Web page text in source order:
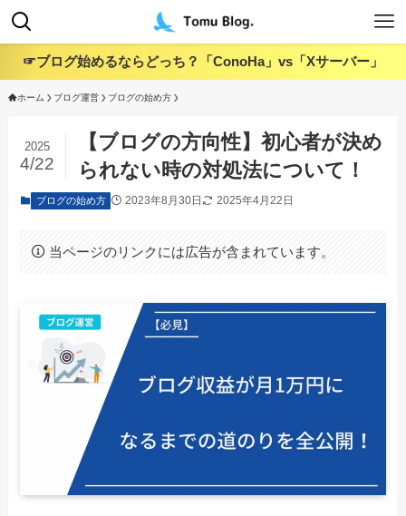
☞ブログ始めるならどっち？「ConoHa」vs「Xサーバー」
ホーム ブログ運営 ブログの始め方
【ブログの方向性】初心者が決め
られない時の対処法について！
2025
4/22
ブログの始め方 2023年8月30日 2025年4月22日
当ページのリンクには広告が含まれています。